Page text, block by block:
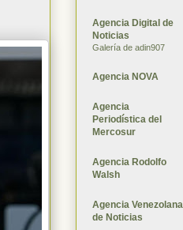
Agencia Digital de
Noticias
Galería de adin907
Agencia NOVA
Agencia
Periodística del
Mercosur
Agencia Rodolfo
Walsh
Agencia Venezolana
de Noticias